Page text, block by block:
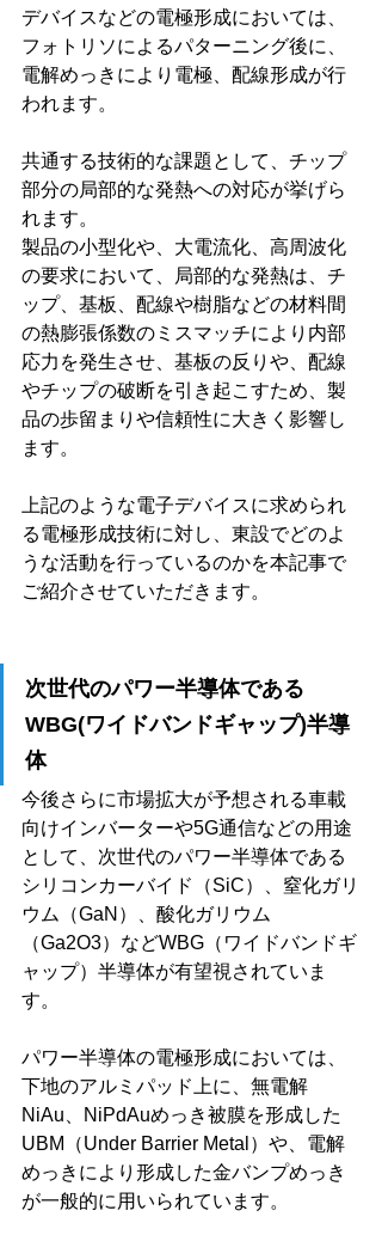
デバイスなどの電極形成においては、
フォトリソによるパターニング後に、
電解めっきにより電極、配線形成が行
われます。
共通する技術的な課題として、チップ
部分の局部的な発熱への対応が挙げら
れます。
製品の小型化や、大電流化、高周波化
の要求において、局部的な発熱は、チ
ップ、基板、配線や樹脂などの材料間
の熱膨張係数のミスマッチにより内部
応力を発生させ、基板の反りや、配線
やチップの破断を引き起こすため、製
品の歩留まりや信頼性に大きく影響し
ます。
上記のような電子デバイスに求められ
る電極形成技術に対し、東設でどのよ
うな活動を行っているのかを本記事で
ご紹介させていただきます。
次世代のパワー半導体である
WBG(ワイドバンドギャップ)半導
体
今後さらに市場拡大が予想される車載
向けインバーターや5G通信などの用途
として、次世代のパワー半導体である
シリコンカーバイド（SiC）、窒化ガリ
ウム（GaN）、酸化ガリウム
（Ga2O3）などWBG（ワイドバンドギ
ャップ）半導体が有望視されていま
す。
パワー半導体の電極形成においては、
下地のアルミパッド上に、無電解
NiAu、NiPdAuめっき被膜を形成した
UBM（Under Barrier Metal）や、電解
めっきにより形成した金バンプめっき
が一般的に用いられています。